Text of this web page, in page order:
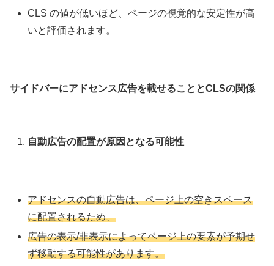
CLS の値が低いほど、ページの視覚的な安定性が高
いと評価されます。
サイドバーにアドセンス広告を載せることとCLSの関係
自動広告の配置が原因となる可能性
アドセンスの自動広告は、ページ上の空きスペース
に配置されるため、
広告の表示/非表示によってページ上の要素が予期せ
ず移動する可能性があります。